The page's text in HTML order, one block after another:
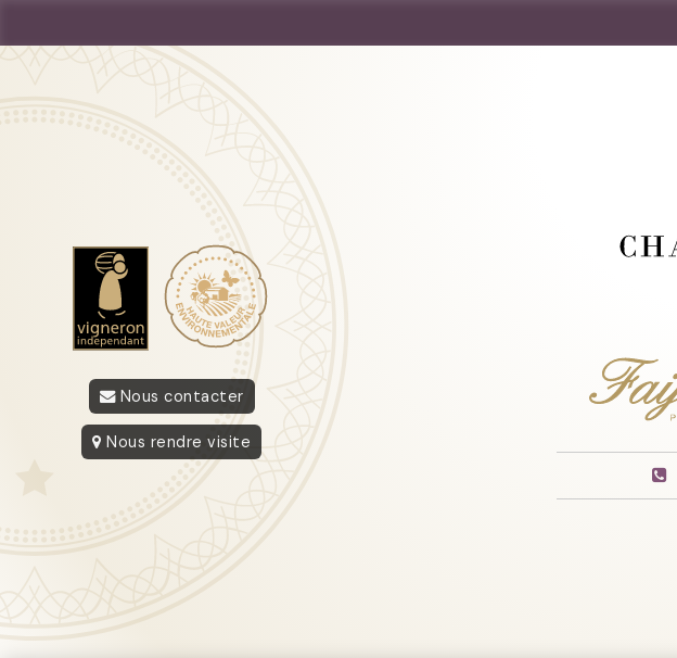
Nous contacter
Nous rendre visite